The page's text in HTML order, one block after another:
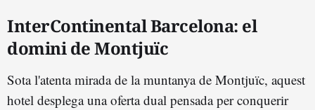
InterContinental Barcelona: el
domini de Montjuïc
Sota l'atenta mirada de la muntanya de Montjuïc, aquest
hotel desplega una oferta dual pensada per conquerir